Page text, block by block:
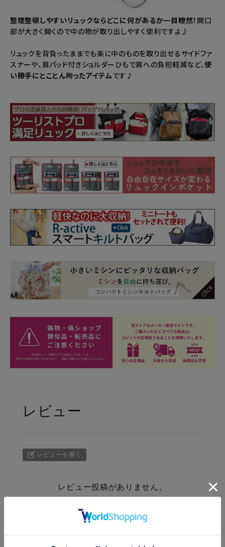
整理整頓しやすいリュックならどこに何があるか一目瞭然！ 開口
部が大きく開くので中の物が取り出しやすく便利ですよ♪
リュックを背負ったままでも楽に中のものを取り出せるサイドファ
スナーや、肩パッド付きショルダーひもで肩への負担軽減など、使
い勝手にとことん拘ったアイテムです♪
レビュー
レビューを書く
レビュー投稿がありません。